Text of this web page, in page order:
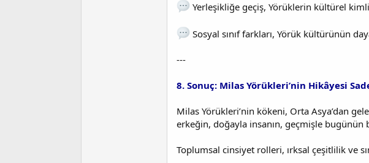
Yerleşikliğe geçiş, Yörüklerin kültürel
Sosyal sınıf farkları, Yörük kültürünün
---
8. Sonuç: Milas Yörükleri’nin Hikâyesi
Milas Yörükleri’nin kökeni, Orta Asya’dan
erkeğin, doğayla insanın, geçmişle
Toplumsal cinsiyet rolleri, ırksal çeşitlilik ve